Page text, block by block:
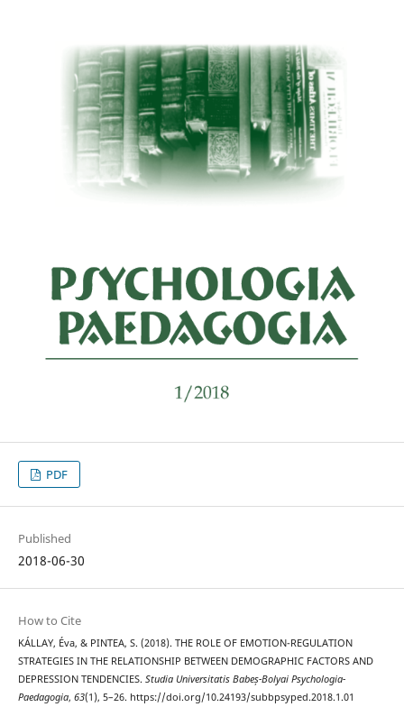
PDF
Published
2018-06-30
How to Cite
KÁLLAY, Éva, & PINTEA, S. (2018). THE ROLE OF EMOTION-REGULATION
STRATEGIES IN THE RELATIONSHIP BETWEEN DEMOGRAPHIC FACTORS AND
DEPRESSION TENDENCIES. Studia Universitatis Babeș-Bolyai Psychologia-
Paedagogia, 63(1), 5–26. https://doi.org/10.24193/subbpsyped.2018.1.01